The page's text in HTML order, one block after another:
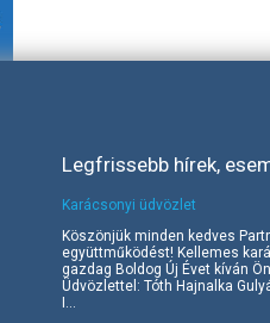
Legfrissebb hírek,
Karácsonyi üdvözlet
Köszönjük minden kedves
együttműködést! Kellemes
gazdag Boldog Új Évet kíván
Üdvözlettel: Tóth Hajnalka
I...